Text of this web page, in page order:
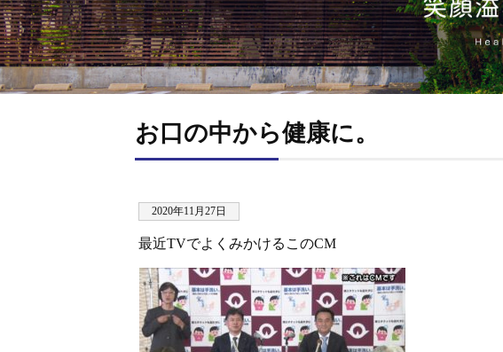
お口の中から健康に。
2020年11月27日
最近TVでよくみかけるこのCM